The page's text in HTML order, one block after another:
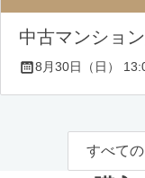
中古マンショ
8月30日（日）
すべて